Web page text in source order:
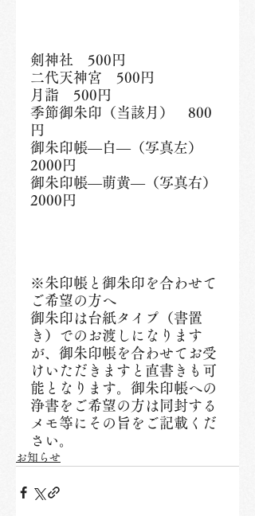
剣神社　500円
二代天神宮　500円
月詣　500円
季節御朱印（当該月）　800
円
御朱印帳―白―（写真左）
2000円
御朱印帳―萌黄―（写真右）
2000円
※朱印帳と御朱印を合わせて
ご希望の方へ
御朱印は台紙タイプ（書置
き）でのお渡しになります
が、御朱印帳を合わせてお受
けいただきますと直書きも可
能となります。御朱印帳への
浄書をご希望の方は同封する
メモ等にその旨をご記載くだ
さい。
お知らせ